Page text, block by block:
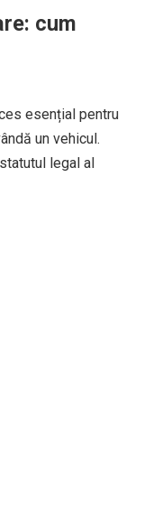
cum
esențial pentru
un vehicul.
legal al